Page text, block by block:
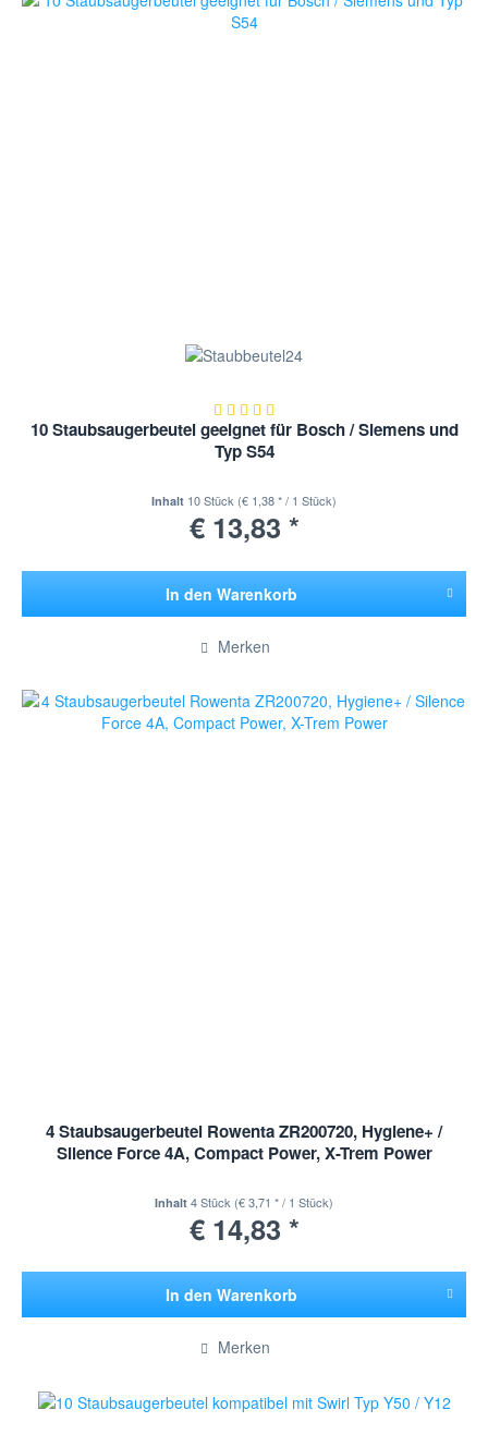
10 Staubsaugerbeutel geeignet für Bosch / Siemens und
Typ S54
Inhalt 10 Stück (€ 1,38 * / 1 Stück)
€ 13,83 *
In den Warenkorb
Merken
4 Staubsaugerbeutel Rowenta ZR200720, Hygiene+ /
Silence Force 4A, Compact Power, X-Trem Power
Inhalt4 Stück (€ 3,71 * / 1 Stück)
€ 14,83 *
In den Warenkorb
Hinzugefügt
Merken